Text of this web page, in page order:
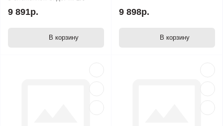
9 891р.
В корзину
9 898р.
В корзину